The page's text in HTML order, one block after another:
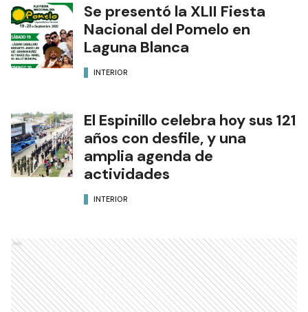
Se presentó la XLII Fiesta
Nacional del Pomelo en
Laguna Blanca
INTERIOR
El Espinillo celebra hoy sus 121
años con desfile, y una
amplia agenda de
actividades
INTERIOR
Ads